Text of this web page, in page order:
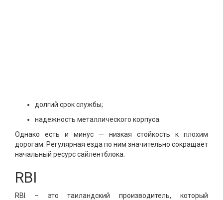
долгий срок службы;
надежность металлического корпуса.
Однако есть и минус — низкая стойкость к плохим
дорогам. Регулярная езда по ним значительно сокращает
начальный ресурс сайлентблока.
RBI
RBI – это таиландский производитель, который